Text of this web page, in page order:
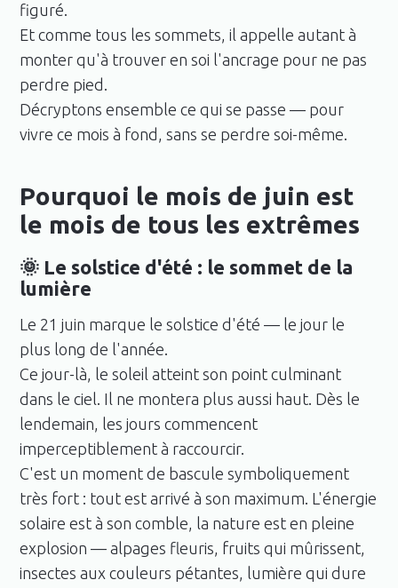
figuré.
Et comme tous les sommets, il appelle autant à
monter qu'à trouver en soi l'ancrage pour ne pas
perdre pied.
Décryptons ensemble ce qui se passe — pour
vivre ce mois à fond, sans se perdre soi-même.
Pourquoi le mois de juin est
le mois de tous les extrêmes
🌞 Le solstice d'été : le sommet de la
lumière
Le 21 juin marque le solstice d'été — le jour le
plus long de l'année.
Ce jour-là, le soleil atteint son point culminant
dans le ciel. Il ne montera plus aussi haut. Dès le
lendemain, les jours commencent
imperceptiblement à raccourcir.
C'est un moment de bascule symboliquement
très fort : tout est arrivé à son maximum. L'énergie
solaire est à son comble, la nature est en pleine
explosion — alpages fleuris, fruits qui mûrissent,
insectes aux couleurs pétantes, lumière qui dure